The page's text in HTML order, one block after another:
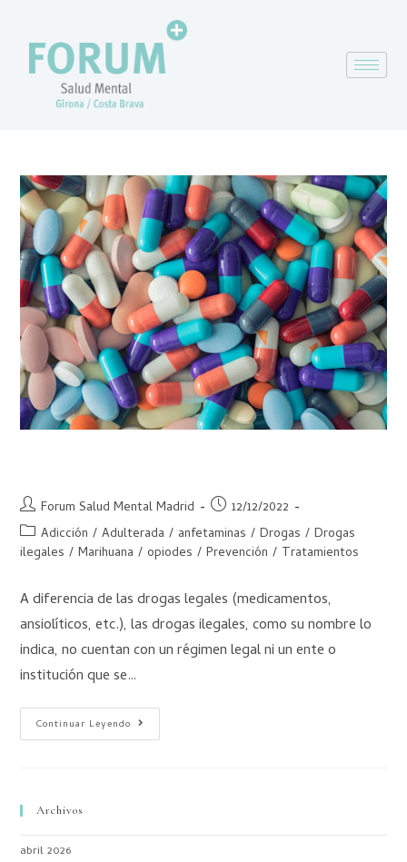
Forum Salud Mental Madrid
12/12/2022
Adicción / Adulterada / anfetaminas / Drogas / Drogas
ilegales / Marihuana / opiodes / Prevención / Tratamientos
A diferencia de las drogas legales (medicamentos,
ansiolíticos, etc.), las drogas ilegales, como su nombre lo
indica, no cuentan con un régimen legal ni un ente o
institución que se…
Continuar Leyendo
Archivos
abril 2026